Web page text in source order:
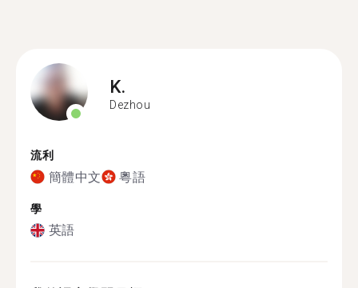
K.
Dezhou
流利
簡體中文 粵語
學
英語